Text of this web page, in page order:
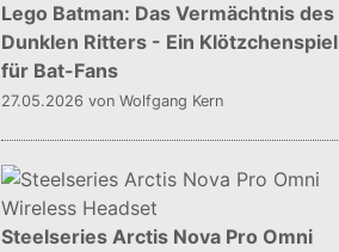
Lego Batman: Das Vermächtnis des
Dunklen Ritters - Ein Klötzchenspiel
für Bat-Fans
27.05.2026 von Wolfgang Kern
Steelseries Arctis Nova Pro Omni